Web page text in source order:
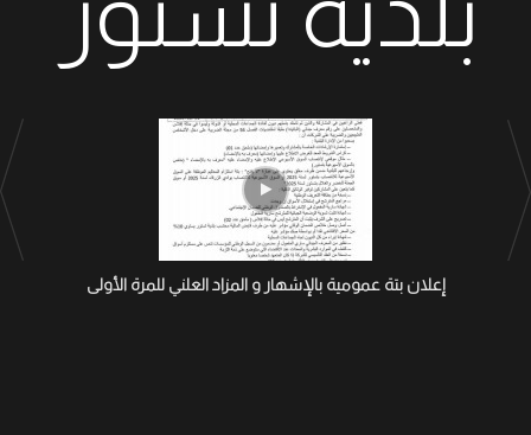
إعلان بتة عمومية بالإشهار و المزاد العلني للمرة الأولى